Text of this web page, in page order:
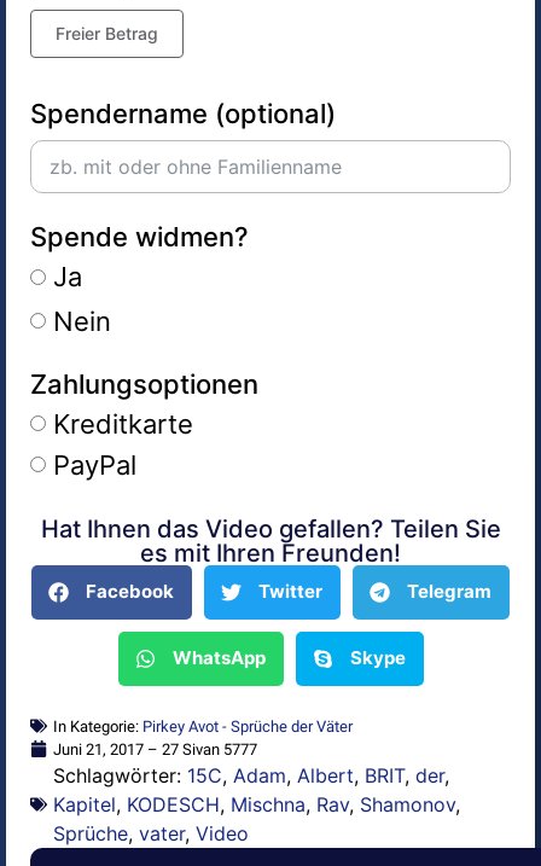
Freier Betrag
Spendername (optional)
Spende widmen?
Ja
Nein
Zahlungsoptionen
Kreditkarte
PayPal
Alternative:
Hat Ihnen das Video gefallen? Teilen Sie
es mit Ihren Freunden!
Facebook Twitter Telegram
WhatsApp Skype
In Kategorie: Pirkey Avot - Sprüche der Väter
Juni 21, 2017 – 27 Sivan 5777
Schlagwörter: 15C, Adam, Albert, BRIT, der,
Kapitel, KODESCH, Mischna, Rav, Shamonov,
Sprüche, vater, Video